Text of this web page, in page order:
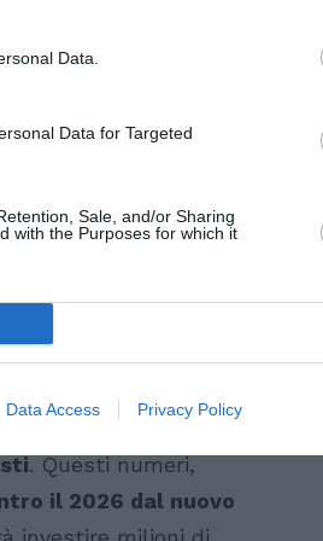
Data.
Data for Targeted
Sale, and/or Sharing
with the Purposes for which it
Data Access Privacy Policy
disumano
per il rimpatrio
. Questi numeri,
il 2026 dal nuovo